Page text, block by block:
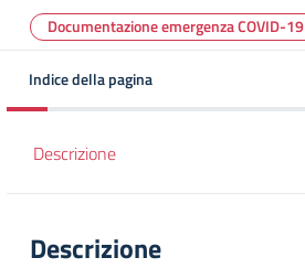
Documentazione emergenza COVID-19
Indice della pagina
Descrizione
Descrizione